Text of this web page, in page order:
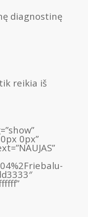
diagnostinę
reikia iš
0px”